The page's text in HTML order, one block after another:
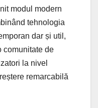
modul modern
tehnologia
dar și util,
comunitate de
la nivel
remarcabilă